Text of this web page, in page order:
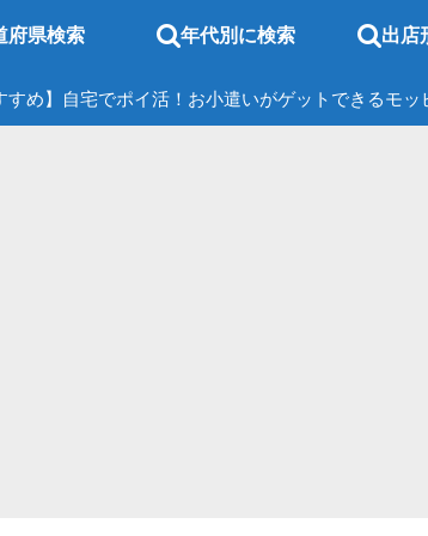
府県検索 年代別に検索 出店
すめ】自宅でポイ活！お小遣いがゲットできるモッ